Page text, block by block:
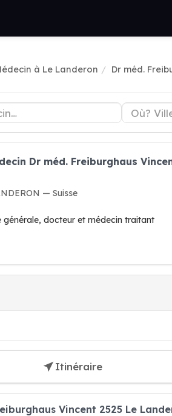
à Le Landeron Dr méd.
Dr méd. Freiburghaus
— Suisse
générale, docteur et médecin traitant
Itinéraire
Vincent 2525 Le